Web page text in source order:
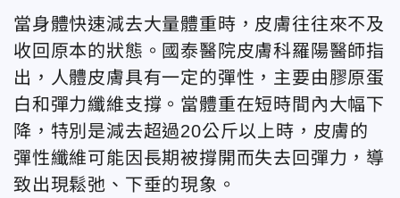
當身體快速減去大量體重時，皮膚往往來不及
收回原本的狀態。國泰醫院皮膚科羅陽醫師指
出，人體皮膚具有一定的彈性，主要由膠原蛋
白和彈力纖維支撐。當體重在短時間內大幅下
降，特別是減去超過20公斤以上時，皮膚的
彈性纖維可能因長期被撐開而失去回彈力，導
致出現鬆弛、下垂的現象。